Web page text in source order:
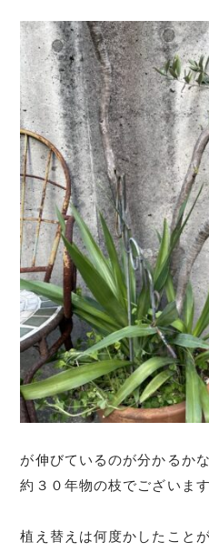
が伸びているのが分かるか
約３０年物の枝でございます
植え替えは何度かしたこと